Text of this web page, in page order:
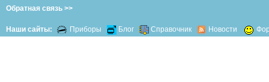
Обратная связь >>
Наши сайты: Приборы Блог Справочник Новости